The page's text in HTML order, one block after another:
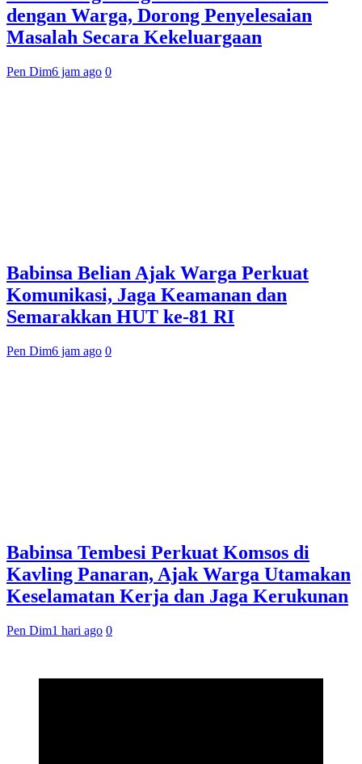
dengan Warga, Dorong Penyelesaian
Masalah Secara Kekeluargaan
Pen Dim6 jam ago 0
Babinsa Belian Ajak Warga Perkuat
Komunikasi, Jaga Keamanan dan
Semarakkan HUT ke-81 RI
Pen Dim6 jam ago 0
Babinsa Tembesi Perkuat Komsos di
Kavling Panaran, Ajak Warga Utamakan
Keselamatan Kerja dan Jaga Kerukunan
Pen Dim1 hari ago 0